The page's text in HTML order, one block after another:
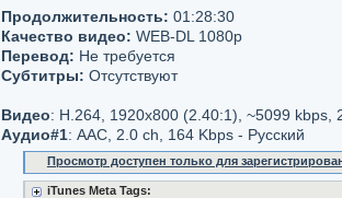
Продолжительность: 01:28:30
Качество видео: WEB-DL 1080р
Перевод: Не требуется
Субтитры: Отсутствуют
Видео: H.264, 1920x800 (2.40:1), ~5099 kbps,
Аудио#1: AAC, 2.0 ch, 164 Kbps - Русский
Просмотр доступен только для
iTunes Meta Tags: